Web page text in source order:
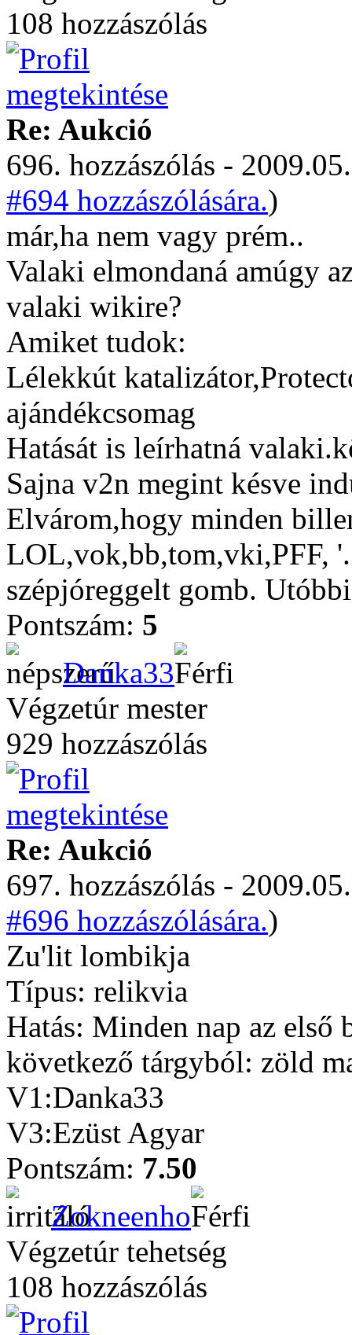
108 hozzászólás
Re: Aukció
696. hozzászólás -
#694 hozzászólására.)
már,ha nem vagy prém..
Valaki elmondaná amúgy
valaki wikire?
Amiket tudok:
Lélekkút
ajándékcsomag
Hatását is leírhatná
Sajna v2n megint késve
Elvárom,hogy minden
LOL,vok,bb,tom,vki,PFF,
szépjóreggelt gomb.
Pontszám: 5
Danka33
Végzetúr mester
929 hozzászólás
Re: Aukció
697. hozzászólás -
#696 hozzászólására.)
Zu'lit lombikja
Típus: relikvia
Hatás: Minden nap az első
következő tárgyból: zöld
V1:Danka33
V3:Ezüst Agyar
Pontszám: 7.50
Zokneenho
Végzetúr tehetség
108 hozzászólás